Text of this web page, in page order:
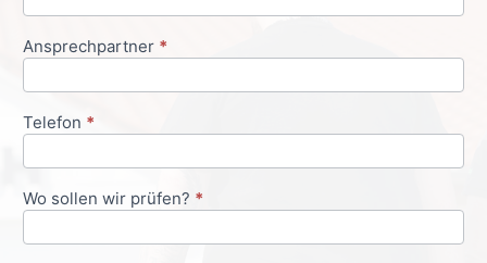
Ansprechpartner *
Telefon *
Wo sollen wir prüfen? *